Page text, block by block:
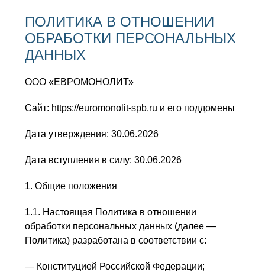
ПОЛИТИКА В ОТНОШЕНИИ
ОБРАБОТКИ ПЕРСОНАЛЬНЫХ
ДАННЫХ
ООО «ЕВРОМОНОЛИТ»
Сайт: https://euromonolit-spb.ru и его поддомены
Дата утверждения: 30.06.2026
Дата вступления в силу: 30.06.2026
1. Общие положения
1.1. Настоящая Политика в отношении
обработки персональных данных (далее —
Политика) разработана в соответствии с:
— Конституцией Российской Федерации;